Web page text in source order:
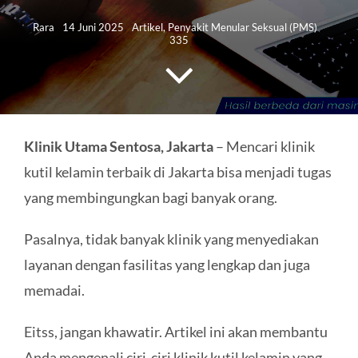
HUBUNGI KAMI
Rara 14 Juni 2025 Artikel,Penyakit Menular Seksual (PMS)
335
Klinik Utama Sentosa, Jakarta– Mencari klinik
kutil kelamin terbaik di Jakarta bisa menjadi tugas
yang membingungkan bagi banyak orang.
Pasalnya, tidak banyak klinik yang menyediakan
layanan dengan fasilitas yang lengkap dan juga
memadai.
Eitss, jangan khawatir. Artikel ini akan membantu